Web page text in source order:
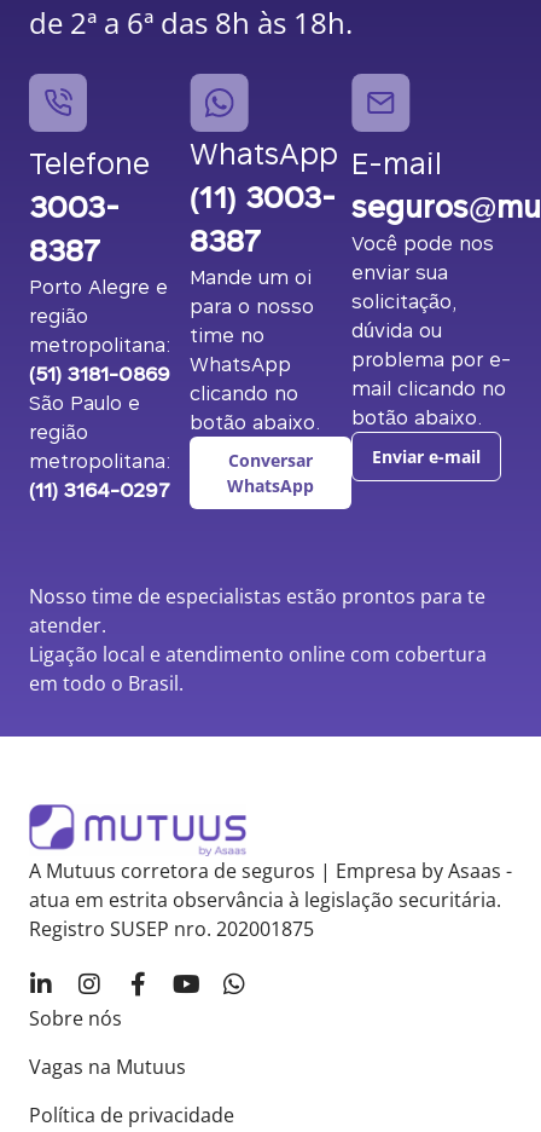
de 2ª a 6ª das 8h às 18h.
Telefone
3003-
8387
Porto Alegre e
região
metropolitana:
(51) 3181-0869
São Paulo e
região
metropolitana:
(11) 3164-0297
WhatsApp
(11) 3003-
8387
Mande um oi
para o nosso
time no
WhatsApp
clicando no
botão abaixo.
Conversar
WhatsApp
E-mail
Você pode nos
enviar sua
solicitação,
dúvida ou
problema por e-
mail clicando no
botão abaixo.
Enviar e-mail
Nosso time de especialistas estão prontos para te
atender.
Ligação local e atendimento online com cobertura
em todo o Brasil.
A Mutuus corretora de seguros | Empresa by Asaas -
atua em estrita observância à legislação securitária.
Registro SUSEP nro. 202001875
Sobre nós
Vagas na Mutuus
Política de privacidade